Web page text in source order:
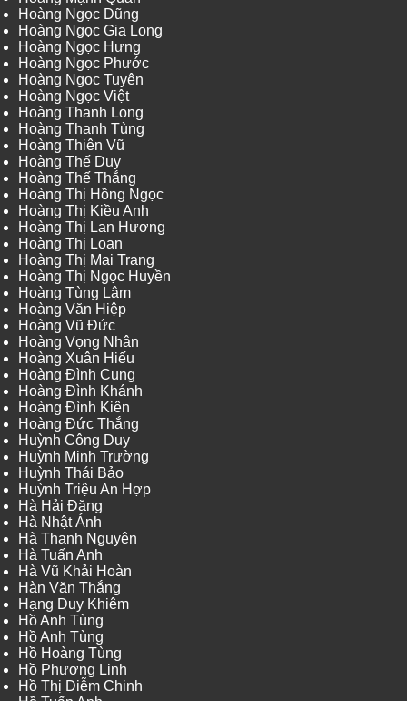
Hoàng Ngọc Dũng
Hoàng Ngọc Gia Long
Hoàng Ngọc Hưng
Hoàng Ngọc Phước
Hoàng Ngọc Tuyên
Hoàng Ngọc Việt
Hoàng Thanh Long
Hoàng Thanh Tùng
Hoàng Thiên Vũ
Hoàng Thế Duy
Hoàng Thế Thắng
Hoàng Thị Hồng Ngọc
Hoàng Thị Kiều Anh
Hoàng Thị Lan Hương
Hoàng Thị Loan
Hoàng Thị Mai Trang
Hoàng Thị Ngọc Huyền
Hoàng Tùng Lâm
Hoàng Văn Hiệp
Hoàng Vũ Đức
Hoàng Vọng Nhân
Hoàng Xuân Hiếu
Hoàng Đình Cung
Hoàng Đình Khánh
Hoàng Đình Kiên
Hoàng Đức Thắng
Huỳnh Công Duy
Huỳnh Minh Trường
Huỳnh Thái Bảo
Huỳnh Triệu An Hợp
Hà Hải Đăng
Hà Nhật Ánh
Hà Thanh Nguyên
Hà Tuấn Anh
Hà Vũ Khải Hoàn
Hàn Văn Thắng
Hạng Duy Khiêm
Hồ Anh Tùng
Hồ Anh Tùng
Hồ Hoàng Tùng
Hồ Phương Linh
Hồ Thị Diễm Chinh